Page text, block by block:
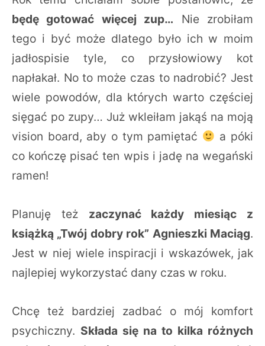
będę gotować więcej zup… Nie zrobiłam
tego i być może dlatego było ich w moim
jadłospisie tyle, co przysłowiowy kot
napłakał. No to może czas to nadrobić? Jest
wiele powodów, dla których warto częściej
sięgać po zupy… Już wkleiłam jakąś na moją
vision board, aby o tym pamiętać
a póki
co kończę pisać ten wpis i jadę na wegański
ramen!
Planuję też zaczynać każdy miesiąc z
książką „Twój dobry rok” Agnieszki Maciąg.
Jest w niej wiele inspiracji i wskazówek, jak
najlepiej wykorzystać dany czas w roku.
Chcę też bardziej zadbać o mój komfort
psychiczny. Składa się na to kilka różnych